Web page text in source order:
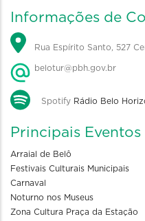
Informações de
Rua Espírito Santo, 527
belotur@pbh.gov.br
Spotify Rádio Belo
Principais Eventos
Arraial de Belô
Festivais Culturais Municipais
Carnaval
Noturno nos Museus
Zona Cultura Praça da Estação